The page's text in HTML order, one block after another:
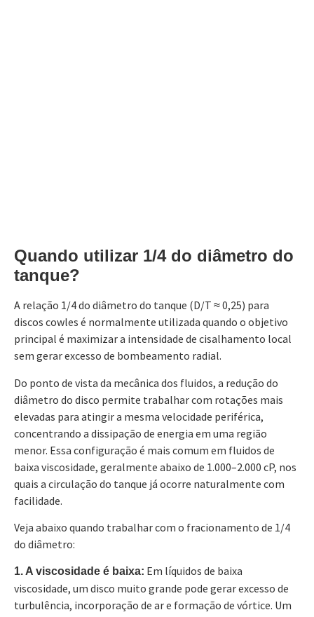
Quando utilizar 1/4 do diâmetro do
tanque?
A relação 1/4 do diâmetro do tanque (D/T ≈ 0,25) para
discos cowles é normalmente utilizada quando o objetivo
principal é maximizar a intensidade de cisalhamento local
sem gerar excesso de bombeamento radial.
Do ponto de vista da mecânica dos fluidos, a redução do
diâmetro do disco permite trabalhar com rotações mais
elevadas para atingir a mesma velocidade periférica,
concentrando a dissipação de energia em uma região
menor. Essa configuração é mais comum em fluidos de
baixa viscosidade, geralmente abaixo de 1.000–2.000 cP, nos
quais a circulação do tanque já ocorre naturalmente com
facilidade.
Veja abaixo quando trabalhar com o fracionamento de 1/4
do diâmetro:
1. A viscosidade é baixa: Em líquidos de baixa
viscosidade, um disco muito grande pode gerar excesso de
turbulência, incorporação de ar e formação de vórtice. Um